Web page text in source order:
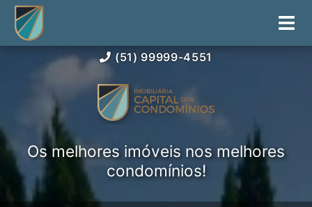
(51) 99999-4551
Os melhores imóveis nos melhores
condomínios!